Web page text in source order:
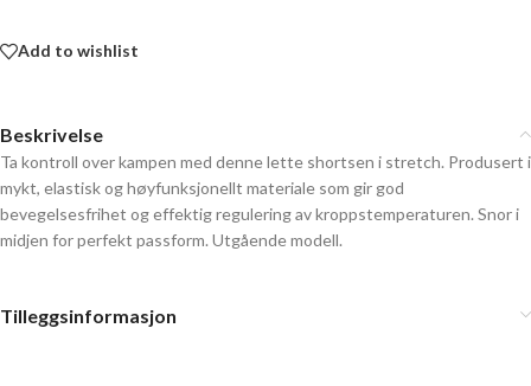
Add to wishlist
Beskrivelse
Ta kontroll over kampen med denne lette shortsen i stretch. Produsert i
mykt, elastisk og høyfunksjonellt materiale som gir god
bevegelsesfrihet og effektig regulering av kroppstemperaturen. Snor i
midjen for perfekt passform. Utgående modell.
Tilleggsinformasjon